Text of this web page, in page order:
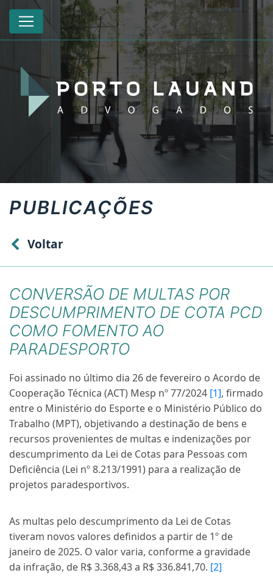
PUBLICAÇÕES
Voltar
CONVERSÃO DE MULTAS POR
DESCUMPRIMENTO DE COTA PCD
COMO FOMENTO AO
PARADESPORTO
Foi assinado no último dia 26 de fevereiro o Acordo de
Cooperação Técnica (ACT) Mesp nº 77/2024 [1], firmado
entre o Ministério do Esporte e o Ministério Público do
Trabalho (MPT), objetivando a destinação de bens e
recursos provenientes de multas e indenizações por
descumprimento da Lei de Cotas para Pessoas com
Deficiência (Lei nº 8.213/1991) para a realização de
projetos paradesportivos.
As multas pelo descumprimento da Lei de Cotas
tiveram novos valores definidos a partir de 1º de
janeiro de 2025. O valor varia, conforme a gravidade
da infração, de R$ 3.368,43 a R$ 336.841,70. [2]